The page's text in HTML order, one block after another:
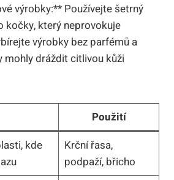
výrobky:** Používejte šetrný
kočky, který neprovokuje
výrobky bez parfémů a
mohly dráždit citlivou kůži
Použití
kde
Krční řasa,
podpaží, břicho